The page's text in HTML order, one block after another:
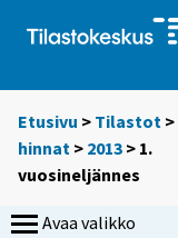
Etusivu > Tilastot >
hinnat > 2013 > 1.
vuosineljännes
Avaa valikko